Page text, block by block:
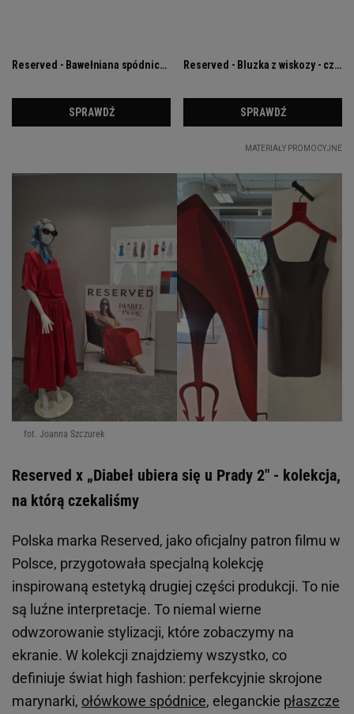
fot. Joanna Szczurek
Reserved x „Diabeł ubiera się u Prady 2" - kolekcja,
na którą czekaliśmy
Polska marka Reserved, jako oficjalny patron filmu w
Polsce, przygotowała specjalną kolekcję
inspirowaną estetyką drugiej części produkcji. To nie
są luźne interpretacje. To niemal wierne
odwzorowanie stylizacji, które zobaczymy na
ekranie. W kolekcji znajdziemy wszystko, co
definiuje świat high fashion: perfekcyjnie skrojone
marynarki, ołówkowe spódnice, eleganckie płaszcze